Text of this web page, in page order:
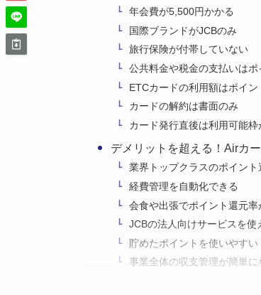
年会費が5,500円かかる
国際ブランドがJCBのみ
旅行保険が付帯していない
公共料金や税金の支払いは
ETCカードの利用額はポイ
カードの解約は書面のみ
カード発行直後は利用可能枠
デメリットを超える！Airカ
業界トップクラスのポイント
経費管理を自動化できる
会食や出張でポイント還元
JCBの法人向けサービスを使
貯めたポイントを使いやすい
事業全体の収支管理が簡単に